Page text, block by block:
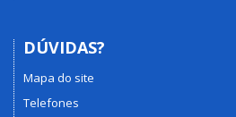
DÚVIDAS?
Mapa do site
Telefones